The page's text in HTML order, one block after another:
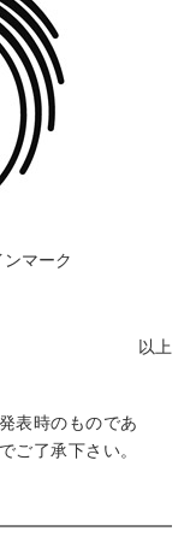
ンマーク
以上
表時のものであ
ご了承下さい。